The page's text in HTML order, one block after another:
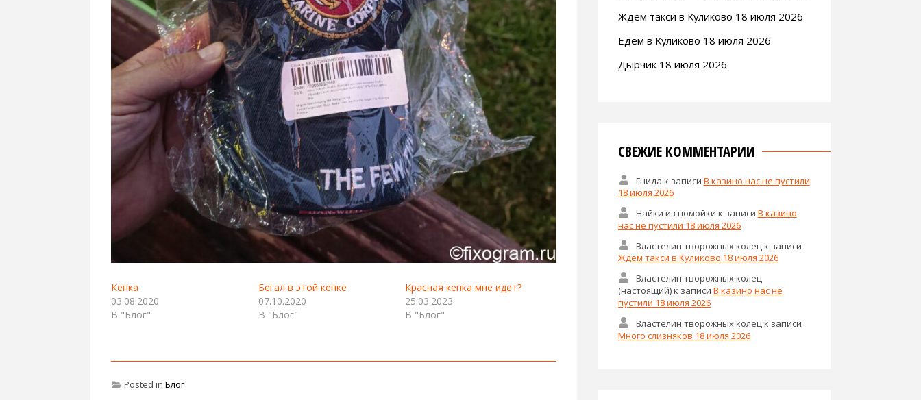
Кепка
03.08.2020
В "Блог"
Бегал в этой кепке
07.10.2020
В "Блог"
Красная кепка мне идет?
25.03.2023
В "Блог"
Posted in Блог
Ждем такси в Куликово 18 июля 2026
Едем в Куликово 18 июля 2026
Дырчик 18 июля 2026
СВЕЖИЕ КОММЕНТАРИИ
Гнида к записи В казино нас не пустили
18 июля 2026
Найки из помойки к записи В казино
нас не пустили 18 июля 2026
Властелин творожных колец к записи
Ждем такси в Куликово 18 июля 2026
Властелин творожных колец
(настоящий)к записи В казино нас не
пустили 18 июля 2026
Властелин творожных колец к записи
Много слизняков 18 июля 2026